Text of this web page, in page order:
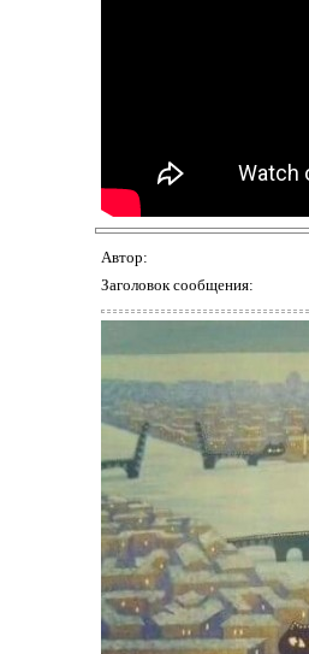
Автор:
Заголовок сообщения: